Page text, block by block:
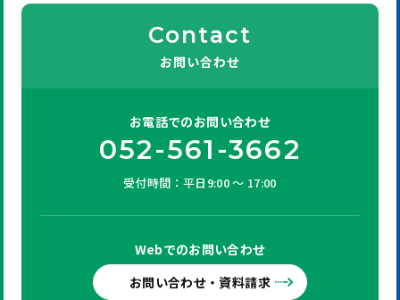
Contact
お問い合わせ
お電話でのお問い合わせ
052-561-3662
受付時間：平日9:00 ～ 17:00
Webでのお問い合わせ
お問い合わせ・資料請求